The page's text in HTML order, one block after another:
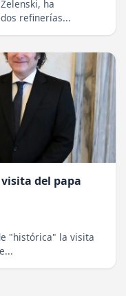
ha
refinerías...
del papa
"histórica" la visita